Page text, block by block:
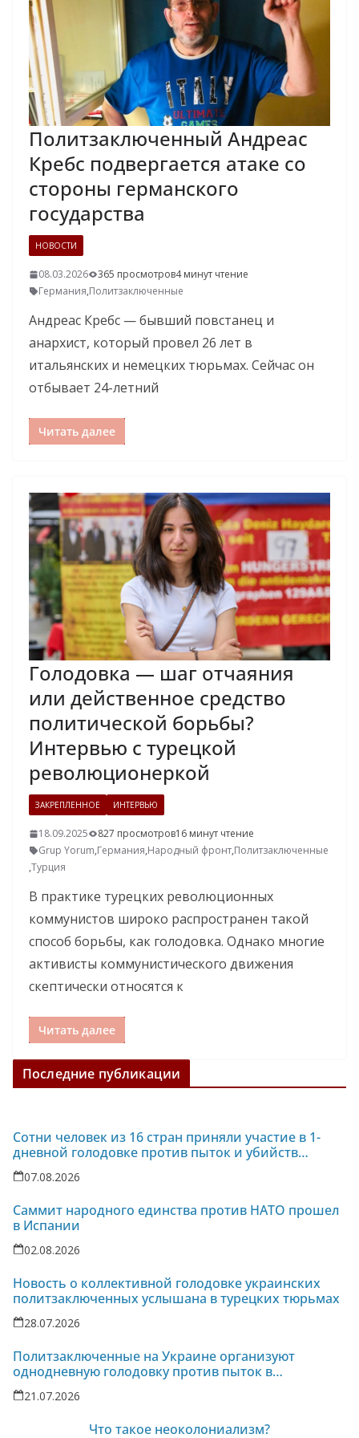
Политзаключенный Андреас
Кребс подвергается атаке со
стороны германского
государства
НОВОСТИ
08.03.2026 365 просмотров4 минут чтение
Германия,Политзаключенные
Андреас Кребс — бывший повстанец и
анархист, который провел 26 лет в
итальянских и немецких тюрьмах. Сейчас он
отбывает 24-летний
Читать далее
Голодовка ­— шаг отчаяния
или действенное средство
политической борьбы?
Интервью с турецкой
революционеркой
ЗАКРЕПЛЕННОЕ ИНТЕРВЬЮ
18.09.2025 827 просмотров16 минут чтение
Grup Yorum,Германия,Народный фронт,Политзаключенные
,Турция
В практике турецких революционных
коммунистов широко распространен такой
способ борьбы, как голодовка. Однако многие
активисты коммунистического движения
скептически относятся к
Читать далее
Последние публикации
Сотни человек из 16 стран приняли участие в 1-
дневной голодовке против пыток и убийств
политзаключенных на Украине
07.08.2026
Саммит народного единства против НАТО прошел
в Испании
02.08.2026
Новость о коллективной голодовке украинских
политзаключенных услышана в турецких тюрьмах
28.07.2026
Политзаключенные на Украине организуют
однодневную голодовку против пыток в
колонии-86
21.07.2026
Что такое неоколониализм?